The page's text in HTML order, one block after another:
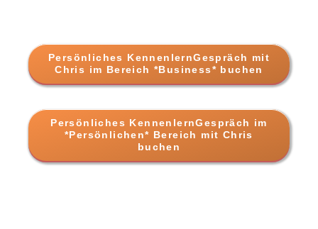
Persönliches KennenlernGespräch mit
Chris im Bereich *Business* buchen
Persönliches KennenlernGespräch im
*Persönlichen* Bereich mit Chris
buchen